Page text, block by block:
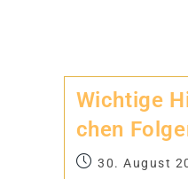
Wich­tige
chen
30. August